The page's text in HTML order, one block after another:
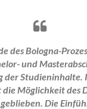
des Bologna-
und
Studieninhalte.
Möglichkeit des
Die